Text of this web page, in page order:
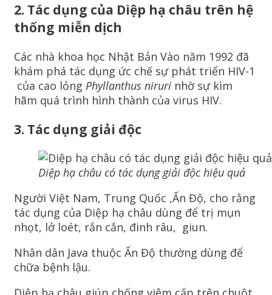
2. Tác dụng của Diệp hạ châu trên hệ
thống miễn dịch
Các nhà khoa học Nhật Bản Vào năm 1992 đã
khám phá tác dụng ức chế sự phát triển HIV-1
của cao lỏng Phyllanthus niruri nhờ sự kìm
hãm quá trình hình thành của virus HIV.
3. Tác dụng giải độc
Diệp hạ châu có tác dụng giải độc hiệu quả
Người Việt Nam, Trung Quốc ,Ấn Độ, cho rằng
tác dụng của Diệp hạ châu dùng để trị mụn
nhọt, lở loét, rắn cắn, đinh râu, giun.
Nhân dân Java thuộc Ấn Độ thường dùng để
chữa bệnh lậu.